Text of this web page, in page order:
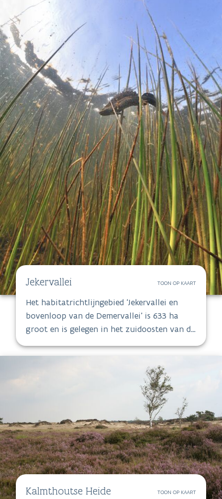
Jekervallei TOON OP KAART
Het habitatrichtlijngebied ‘Jekervallei en
bovenloop van de Demervallei’ is 633 ha
groot en is gelegen in het zuidoosten van de
Boven-Demer, de Demervallei van Spurk tot
Beverst en de Pomperik-Dorpsbeemden
vormen de grootste natuurkernen.
Kalmthoutse Heide TOON OP KAART